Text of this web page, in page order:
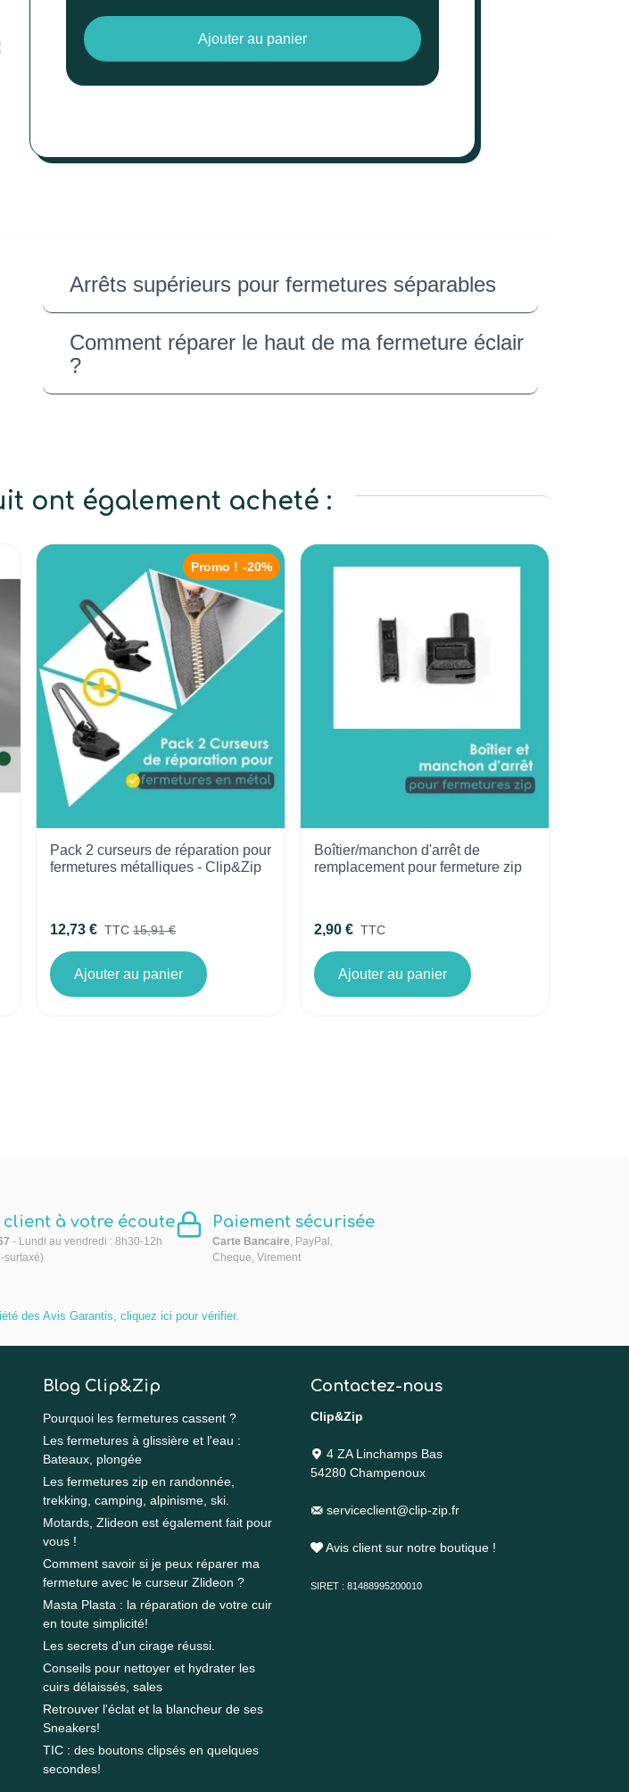
Ajouter au panier
Arrêts supérieurs pour fermetures séparables
Comment réparer le haut de ma fermeture éclair
?
ont également acheté :
Promo ! -20%
Pack 2 curseurs de réparation pour
fermetures métalliques - Clip&Zip
12,73 € TTC 15,91 €
Ajouter au panier
Boîtier/manchon d'arrêt de
remplacement pour fermeture zip
2,90 € TTC
Ajouter au panier
client à votre écoute
- Lundi au vendredi : 8h30-12h
surtaxé)
Paiement sécurisée
Carte Bancaire, PayPal,
Cheque, Virement
des Avis Garantis, cliquez ici pour vérifier.
Blog Clip&Zip
Pourquoi les fermetures cassent ?
Les fermetures à glissière et l'eau :
Bateaux, plongée
Les fermetures zip en randonnée,
trekking, camping, alpinisme, ski.
Motards, Zlideon est également fait pour
vous !
Comment savoir si je peux réparer ma
fermeture avec le curseur Zlideon ?
Masta Plasta : la réparation de votre cuir
en toute simplicité!
Les secrets d'un cirage réussi.
Conseils pour nettoyer et hydrater les
cuirs délaissés, sales
Retrouver l'éclat et la blancheur de ses
Sneakers!
TIC : des boutons clipsés en quelques
secondes!
Contactez-nous
Clip&Zip
4 ZA Linchamps Bas
54280 Champenoux
serviceclient@clip-zip.fr
Avis client sur notre boutique !
SIRET : 81488995200010